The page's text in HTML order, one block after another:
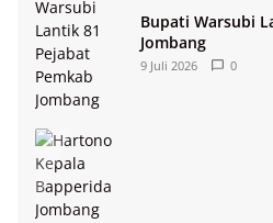
Bupati Warsubi
Jombang
9 Juli 2026 0